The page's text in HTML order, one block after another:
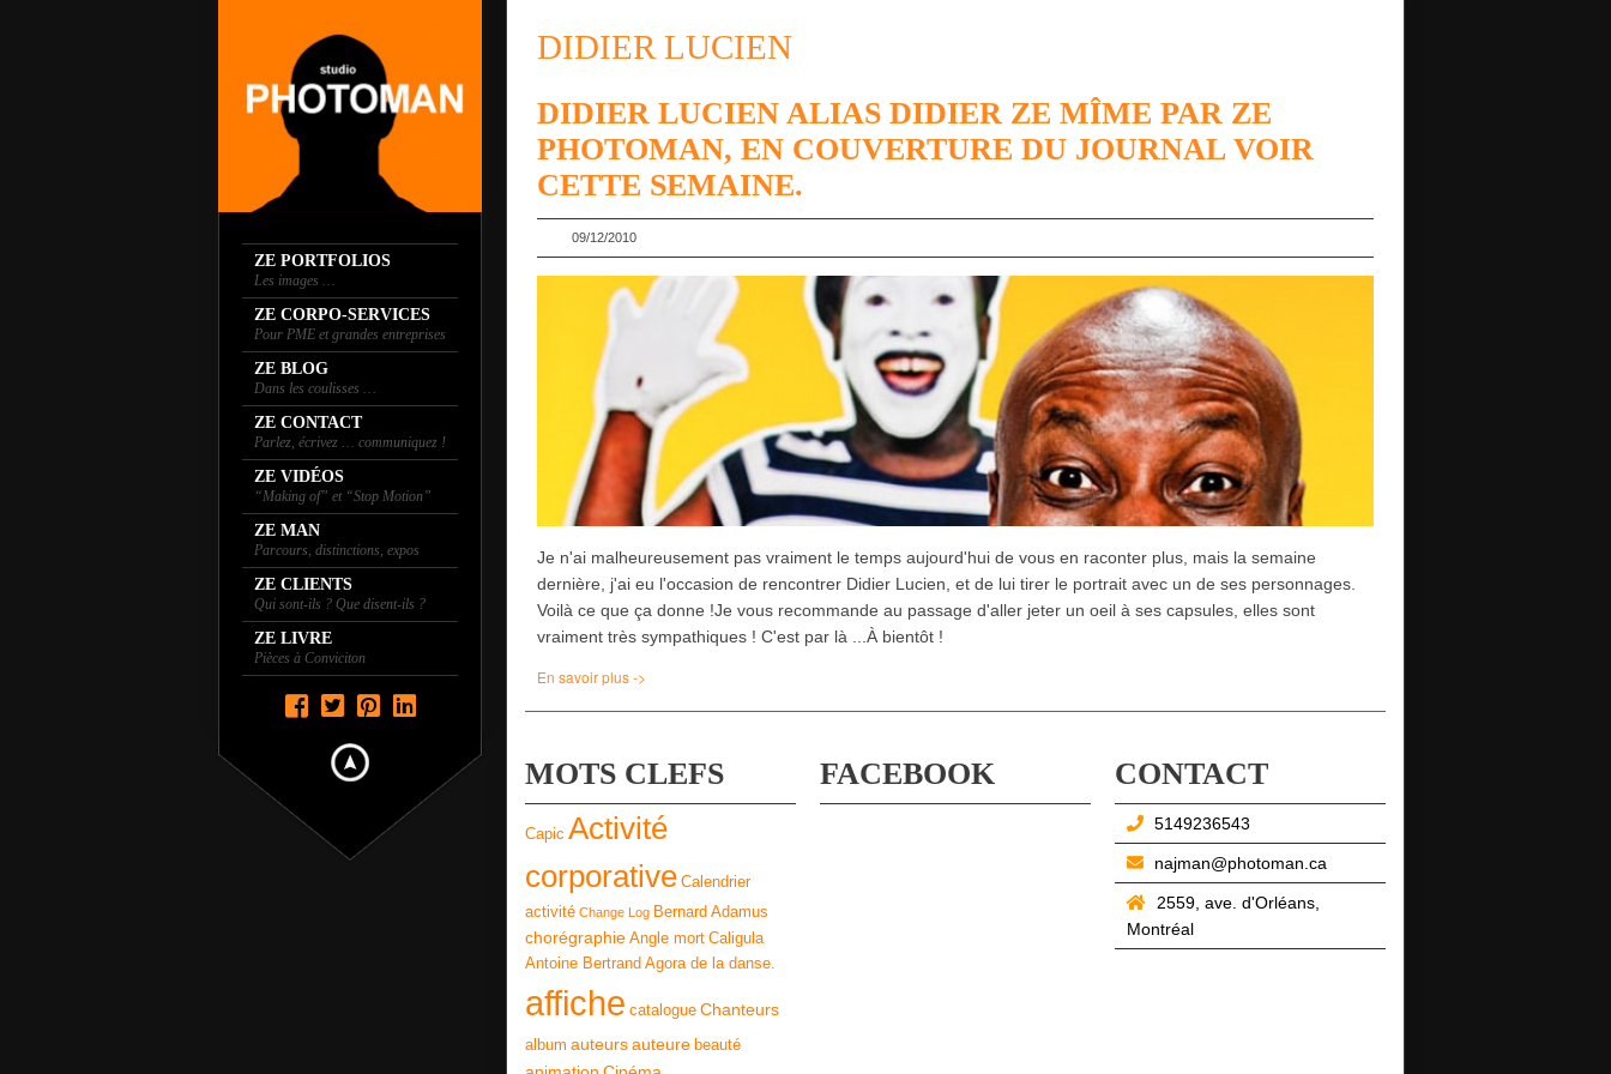
ZE PORTFOLIOS
Les images …
ZE CORPO-SERVICES
Pour PME et grandes entreprises
ZE BLOG
Dans les coulisses …
ZE CONTACT
Parlez, écrivez … communiquez !
ZE VIDÉOS
“Making of” et “Stop Motion”
ZE MAN
Parcours, distinctions, expos
ZE CLIENTS
Qui sont-ils ? Que disent-ils ?
ZE LIVRE
Pièces à Conviciton
DIDIER LUCIEN
DIDIER LUCIEN ALIAS DIDIER ZE MÎME PAR ZE
PHOTOMAN, EN COUVERTURE DU JOURNAL VOIR
CETTE SEMAINE.
09/12/2010
Je n'ai malheureusement pas vraiment le temps aujourd'hui de vous en raconter plus, mais la semaine
dernière, j'ai eu l'occasion de rencontrer Didier Lucien, et de lui tirer le portrait avec un de ses personnages.
Voilà ce que ça donne !Je vous recommande au passage d'aller jeter un oeil à ses capsules, elles sont
vraiment très sympathiques ! C'est par là ...À bientôt !
En savoir plus ->
MOTS CLEFS
Capic Activité
corporative Calendrier
activité Change Log Bernard Adamus
chorégraphie Angle mort Caligula
Antoine Bertrand Agora de la danse.
affiche catalogue Chanteurs
album auteursauteure beauté
FACEBOOK CONTACT
5149236543
najman@photoman.ca
2559, ave. d'Orléans,
Montréal